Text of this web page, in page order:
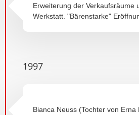
Erweiterung der Verkaufsräume
Werkstatt. "Bärenstarke"
Bianca Neuss (Tochter von Erna
1997